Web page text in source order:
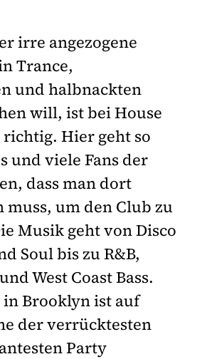
irre angezogene
Trance,
und halbnackten
will, ist bei House
richtig. Hier geht so
und viele Fans der
dass man dort
muss, um den Club zu
Musik geht von Disco
Soul bis zu R&B,
West Coast Bass.
in Brooklyn ist auf
der verrücktesten
Party